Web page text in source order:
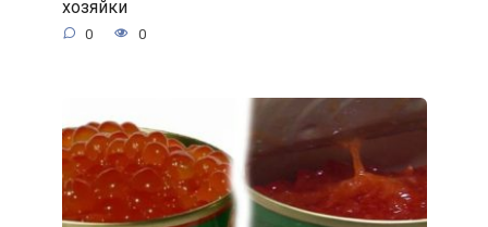
хозяйки
0 0